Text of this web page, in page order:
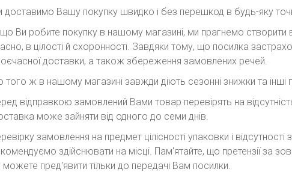
доставимо Вашу покупку швидко і без перешкод в будь-яку
Ви робите покупку в нашому магазині, ми прагнемо створити
в цілості й схоронності. Завдяки тому, що посилка
доставки, а також збереження замовлених речей.
того ж в нашому магазині завжди діють сезонні знижки та інші
відправкою замовлений Вами товар перевірять на
може зайняти від одного до семи днів.
замовлення на предмет цілісності упаковки і
здійснювати на місці. Пам'ятайте, що претензії за
можете пред'явити тільки до передачі Вам посилки.